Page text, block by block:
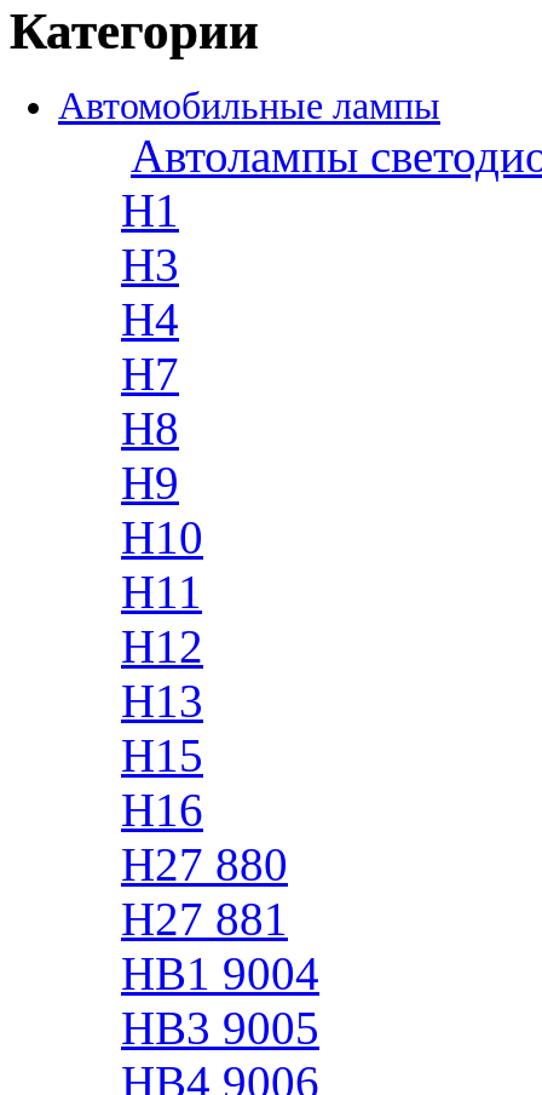
Категории
Автомобильные лампы
Автолампы
H1
H3
H4
H7
H8
H9
H10
H11
H12
H13
H15
H16
H27 880
H27 881
HB1 9004
HB3 9005
HB4 9006